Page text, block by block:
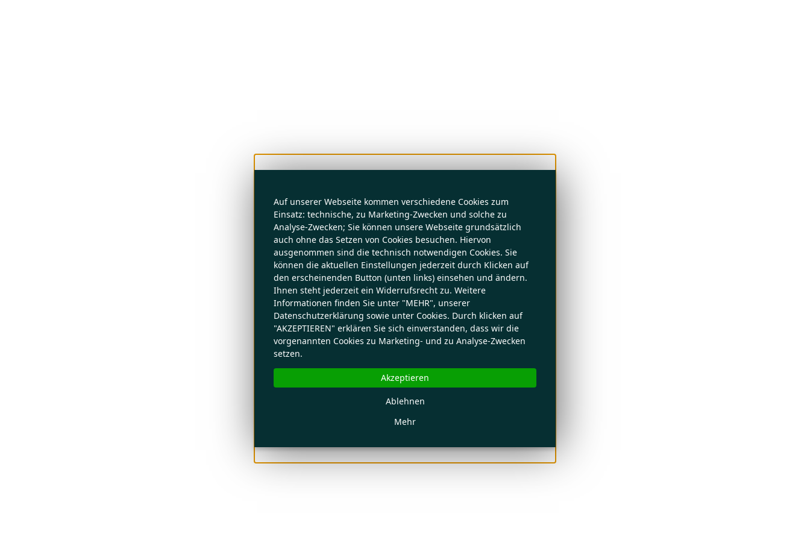
Auf unserer Webseite kommen verschiedene Cookies zum
Einsatz: technische, zu Marketing-Zwecken und solche zu
Analyse-Zwecken; Sie können unsere Webseite grundsätzlich
auch ohne das Setzen von Cookies besuchen. Hiervon
ausgenommen sind die technisch notwendigen Cookies. Sie
können die aktuellen Einstellungen jederzeit durch Klicken auf
den erscheinenden Button (unten links) einsehen und ändern.
Ihnen steht jederzeit ein Widerrufsrecht zu. Weitere
Informationen finden Sie unter "MEHR", unserer
Datenschutzerklärung sowie unter Cookies. Durch klicken auf
"AKZEPTIEREN" erklären Sie sich einverstanden, dass wir die
vorgenannten Cookies zu Marketing- und zu Analyse-Zwecken
setzen.
Mehr
Ablehnen
Akzeptieren